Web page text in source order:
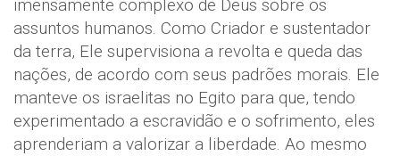
imensamente complexo de Deus sobre os
assuntos humanos. Como Criador e sustentador
da terra, Ele supervisiona a revolta e queda das
nações, de acordo com seus padrões morais. Ele
manteve os israelitas no Egito para que, tendo
experimentado a escravidão e o sofrimento, eles
aprenderiam a valorizar a liberdade. Ao mesmo